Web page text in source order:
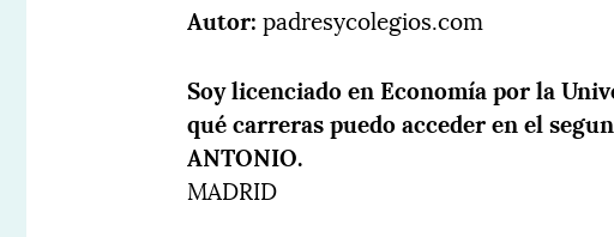
Autor:padresycolegios.com
Soy licenciado en Economía por la
qué carreras puedo acceder en el
ANTONIO.
MADRID